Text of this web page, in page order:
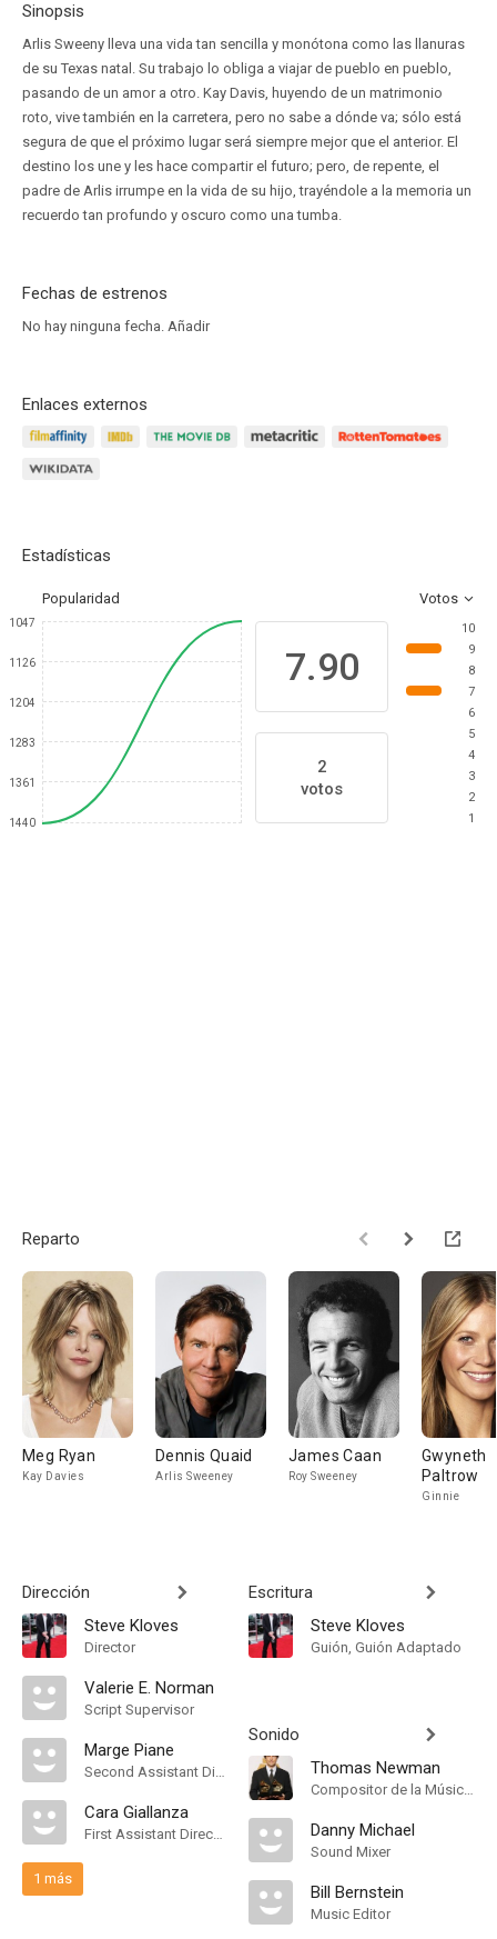
Sinopsis
Arlis Sweeny lleva una vida tan sencilla y monótona como las llanuras
de su Texas natal. Su trabajo lo obliga a viajar de pueblo en pueblo,
pasando de un amor a otro. Kay Davis, huyendo de un matrimonio
roto, vive también en la carretera, pero no sabe a dónde va; sólo está
segura de que el próximo lugar será siempre mejor que el anterior. El
destino los une y les hace compartir el futuro; pero, de repente, el
padre de Arlis irrumpe en la vida de su hijo, trayéndole a la memoria un
recuerdo tan profundo y oscuro como una tumba.
Fechas de estrenos
No hay ninguna fecha. Añadir
Enlaces externos
Estadísticas
Popularidad Votos
1047
1126
1204
1283
1361
1440
7.90
2
votos
10
9
8
7
6
5
4
3
2
1
Reparto
Meg Ryan
Kay Davies
Dennis Quaid
Arlis Sweeney
James Caan
Roy Sweeney
Gwyneth
Paltrow
Ginnie
Dirección
Steve Kloves
Director
Valerie E. Norman
Script Supervisor
Marge Piane
Second Assistant Director
Cara Giallanza
First Assistant Director
1 más
Escritura
Steve Kloves
Guión, Guión Adaptado
Sonido
Thomas Newman
Compositor de la Música Original
Danny Michael
Sound Mixer
Bill Bernstein
Music Editor